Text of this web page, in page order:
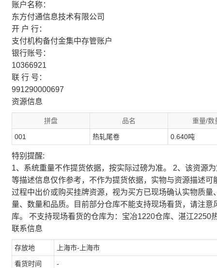
账户名称：
东方付通信息技术有限公司
开 户 行：
支付机构备付金集中存管账户
银行账号：
10366921
联 行 号：
991290000697
资源信息
拼盘 品名 重量/数
001 热轧尾卷 0.640吨
特别提醒:
1、系统重量不作提货依据，按实际过磅为准。 2、该资源
等描述信息仅作参考，不作为提货依据，实物与资源描述
过程中出价或购买挂牌资源，视为买方已现场确认实物质
量、数量和品质。目前部分仓库不能支持现场看货，请注
库。 不支持现场看货的仓库为：宝冶1220仓库、湛江2250
联系信息
存放地 上海市-上海市
看货时间 -